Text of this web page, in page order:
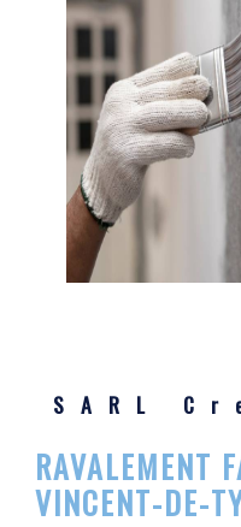
SARL
RAVALEMENT
VINCENT-DE-